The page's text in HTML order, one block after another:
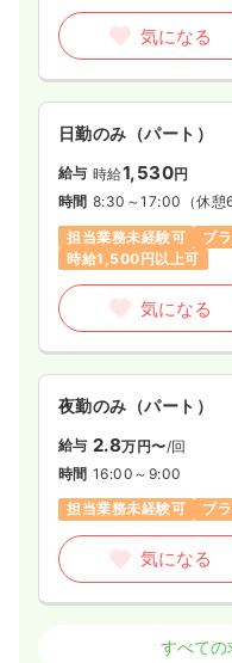
気になる
日勤のみ（パート）
給与 時給1,530円
時間 8:30～17:00 （休憩
担当業務未経験可
ブ
時給1,500円以上可
気になる
夜勤のみ（パート）
給与 2.8万円〜/回
時間 16:00～9:00
担当業務未経験可
ブ
気になる
正・准看護師すべての